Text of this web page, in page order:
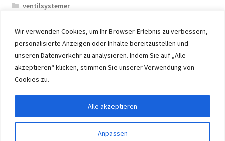
Wir verwenden Cookies, um Ihr Browser-Erlebnis zu verbessern,
personalisierte Anzeigen oder Inhalte bereitzustellen und
unseren Datenverkehr zu analysieren. Indem Sie auf „Alle
akzeptieren“ klicken, stimmen Sie unserer Verwendung von
Cookies zu.
Anpassen
Alle akzeptieren
ventilsystemer
© 2026 Eruon Trade UG, Germany, member of the ERUON